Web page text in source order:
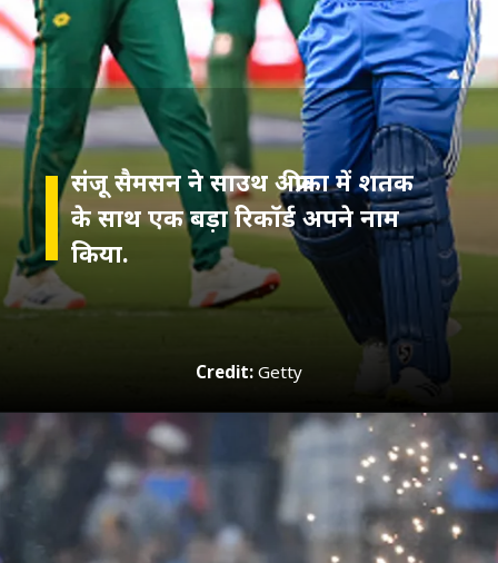
संजू सैमसन ने साउथ अफ्रीका में शतक
के साथ एक बड़ा रिकॉर्ड अपने नाम
Credit: Getty